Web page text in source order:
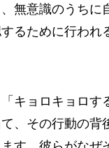
無意識のうちに
るために行われ
キョロキョロす
、その行動の背